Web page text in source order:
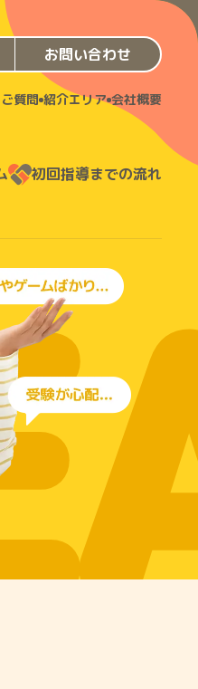
お問い合わせ
質問 紹介エリア 会社概要
初回指導までの流れ